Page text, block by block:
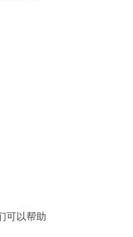
可以帮助